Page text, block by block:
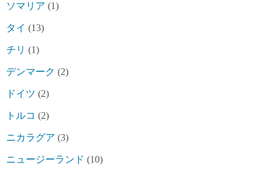
ソマリア (1)
タイ (13)
チリ (1)
デンマーク (2)
ドイツ (2)
トルコ (2)
ニカラグア (3)
ニュージーランド (10)